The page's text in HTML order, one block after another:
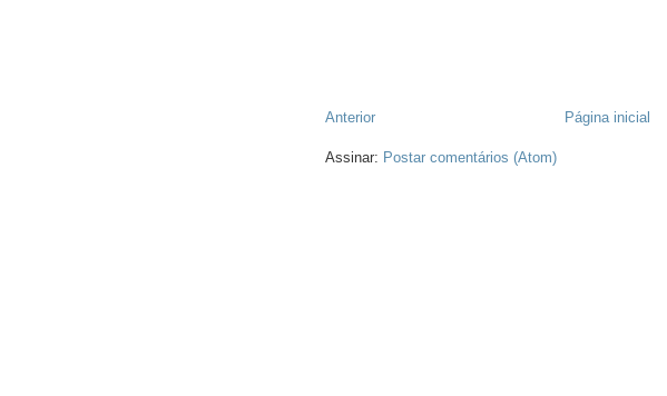
Anterior Página inicial
Assinar: Postar comentários (Atom)